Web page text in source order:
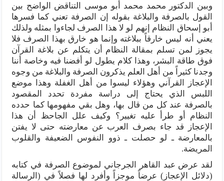
وبين الدكتور محمد محمد أبو موسى التناقض الواضح بين
القول بالصرفة والبلاغة بقوله إن الصرفة تعني كما فسرها
أبو إسحاق النظام إنهم لو لا هذا الصرف لجاءوا بمثله ولذلك
يعني أنه ليس خارقاً ببلاغته وإنما هو خارق بهذا الصرف فلا
يجوز لمن تسلم بمقالة النظام أن يتكلم عن بلاغة القرآن
فوق طاقة البشر، وهذا كلام يطول لو أفضنا فيه وخاصة أننا
وجدنا كثيراً من أهل العلم يذكرون الصرفة والبلاغة من وجوه
الإعجاز القرآني وهؤلاء ليسوا من أهل الغفلة وهذا موضع
اللبس الذي يحتاج إلى دراسة مفردة تحدد المقصود
بالصرفة عند كل من قال بها، وهل بقي مفهومها كما حدده
النظام أو طرأ عليه تغيير؟ وكيف علل الجاحظ أن هذا
الإعجاز قد جاء بصرف العرب عن معارضته حتى لا يفتن
بالمعارضة ـ لو حصلت ـ ذوو النفوس الضعيفة والقلوب
المريضة.
لقد عرض عبد القاهر الجرجاني لموضوع الصرفة في كتابه
(دلائل الإعجاز) عرضاً موجزاً وأفرد لها فصلاً في (الرسالة